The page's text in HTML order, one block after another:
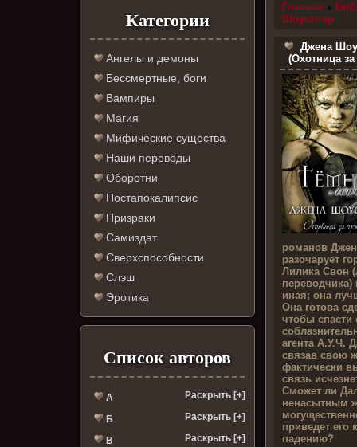
Категории
Ангелы и демоны
Бессмертные, боги
Вампиры
Магия
Мифические существа
Наши переводы
Оборотни
Постапокалипсис
Призраки
Самиздат
Сверхспособности
Слэш
Эротика
Список авторов
А Раскрыть [+]
Б Раскрыть [+]
В Раскрыть [+]
Главная »
Шоуолтер
Джена
(Охотница
романов
разочарует
Лилика Свон
иная; она
Она готова
чтобы спасти
агента А.У.Ч.
связав свою
фактически
связь
Сможет ли
ненасытным
приведет его
падению?